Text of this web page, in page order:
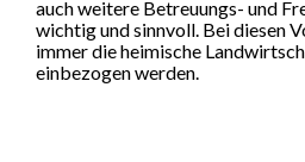
auch weitere Betreuungs- und
wichtig und sinnvoll. Bei diesen
immer die heimische
einbezogen werden.